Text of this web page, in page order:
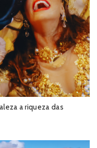
a riqueza das